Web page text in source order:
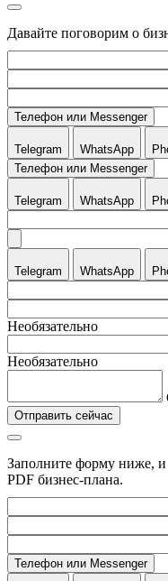
Давайте поговорим о
Телефон или Messenger
Telegram WhatsApp
Телефон или Messenger
Telegram WhatsApp
Telegram WhatsApp
Необязательно
Необязательно
Отправить сейчас
Заполните форму ниже,
PDF бизнес-плана.
Телефон или Messenger